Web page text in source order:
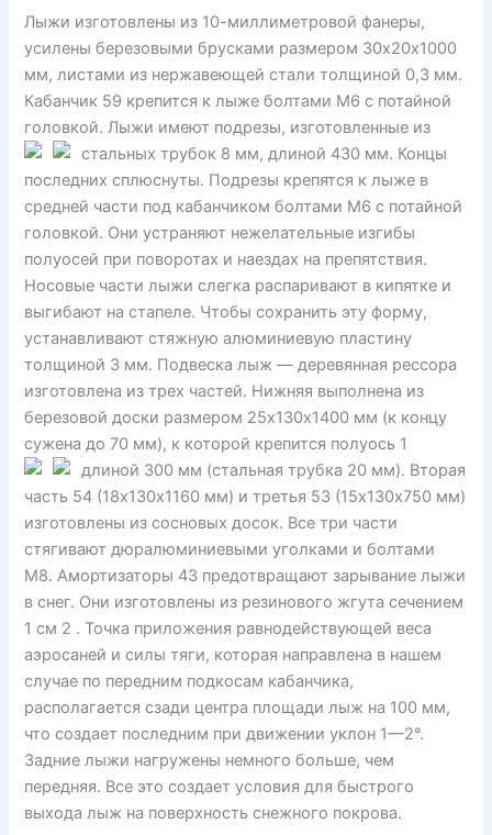
Лыжи изготовлены из 10-миллиметровой фанеры,
усилены березовыми брусками размером 30х20х1000
мм, листами из нержавеющей стали толщиной 0,3 мм.
Кабанчик 59 крепится к лыже болтами М6 с потайной
головкой. Лыжи имеют подрезы, изготовленные из
стальных трубок 8 мм, длиной 430 мм. Концы
последних сплюснуты. Подрезы крепятся к лыже в
средней части под кабанчиком болтами М6 с потайной
головкой. Они устраняют нежелательные изгибы
полуосей при поворотах и наездах на препятствия.
Носовые части лыжи слегка распаривают в кипятке и
выгибают на стапеле. Чтобы сохранить эту форму,
устанавливают стяжную алюминиевую пластину
толщиной 3 мм. Подвеска лыж — деревянная рессора
изготовлена из трех частей. Нижняя выполнена из
березовой доски размером 25х130х1400 мм (к концу
сужена до 70 мм), к которой крепится полуось 1
длиной 300 мм (стальная трубка 20 мм). Вторая
часть 54 (18х130х1160 мм) и третья 53 (15х130х750 мм)
изготовлены из сосновых досок. Все три части
стягивают дюралюминиевыми уголками и болтами
М8. Амортизаторы 43 предотвращают зарывание лыжи
в снег. Они изготовлены из резинового жгута сечением
1 см 2 . Точка приложения равнодействующей веса
аэросаней и силы тяги, которая направлена в нашем
случае по передним подкосам кабанчика,
располагается сзади центра площади лыж на 100 мм,
что создает последним при движении уклон 1—2°.
Задние лыжи нагружены немного больше, чем
передняя. Все это создает условия для быстрого
выхода лыж на поверхность снежного покрова.